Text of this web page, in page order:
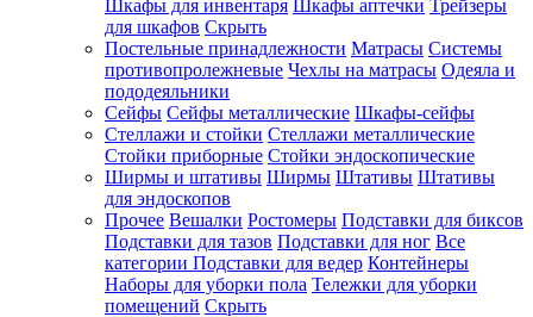
Шкафы для инвентаря Шкафы аптечки Трейзеры
для шкафов Скрыть
Постельные принадлежности Матрасы Системы
противопролежневые Чехлы на матрасы Одеяла и
пододеяльники
Сейфы Сейфы металлические Шкафы-сейфы
Стеллажи и стойки Стеллажи металлические
Стойки приборные Стойки эндоскопические
Ширмы и штативы Ширмы Штативы Штативы
для эндоскопов
Прочее Вешалки Ростомеры Подставки для биксов
Подставки для тазов Подставки для ног Все
категории Подставки для ведер Контейнеры
Наборы для уборки пола Тележки для уборки
помещений Скрыть